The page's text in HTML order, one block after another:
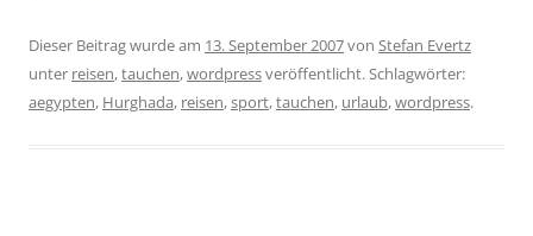
Dieser Beitrag wurde am 13. September 2007von Stefan Evertz
unter reisen,tauchen,wordpressveröffentlicht. Schlagwörter:
aegypten, Hurghada, reisen,sport,tauchen, urlaub,wordpress.